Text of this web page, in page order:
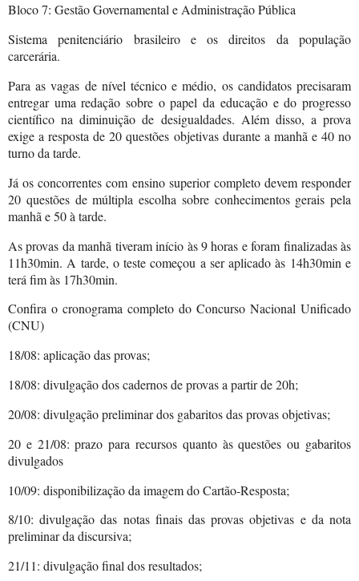
Bloco 7: Gestão Governamental e Administração Pública
Sistema penitenciário brasileiro e os direitos da população
carcerária.
Para as vagas de nível técnico e médio, os candidatos precisaram
entregar uma redação sobre o papel da educação e do progresso
científico na diminuição de desigualdades. Além disso, a prova
exige a resposta de 20 questões objetivas durante a manhã e 40 no
turno da tarde.
Já os concorrentes com ensino superior completo devem responder
20 questões de múltipla escolha sobre conhecimentos gerais pela
manhã e 50 à tarde.
As provas da manhã tiveram início às 9 horas e foram finalizadas às
11h30min. A tarde, o teste começou a ser aplicado às 14h30min e
terá fim às 17h30min.
Confira o cronograma completo do Concurso Nacional Unificado
(CNU)
18/08: aplicação das provas;
18/08: divulgação dos cadernos de provas a partir de 20h;
20/08: divulgação preliminar dos gabaritos das provas objetivas;
20 e 21/08: prazo para recursos quanto às questões ou gabaritos
divulgados
10/09: disponibilização da imagem do Cartão-Resposta;
8/10: divulgação das notas finais das provas objetivas e da nota
preliminar da discursiva;
21/11: divulgação final dos resultados;